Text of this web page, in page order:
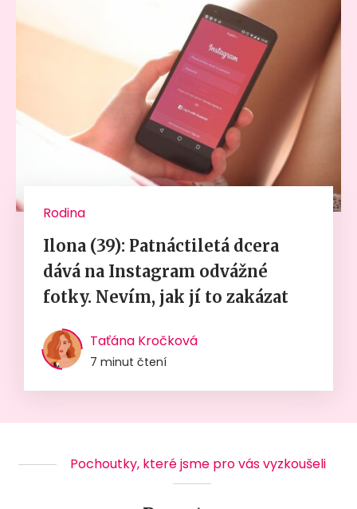
Rodina
Ilona (39): Patnáctiletá dcera
dává na Instagram odvážné
fotky. Nevím, jak jí to zakázat
Taťána Kročková
7 minut čtení
Pochoutky, které jsme pro vás vyzkoušeli